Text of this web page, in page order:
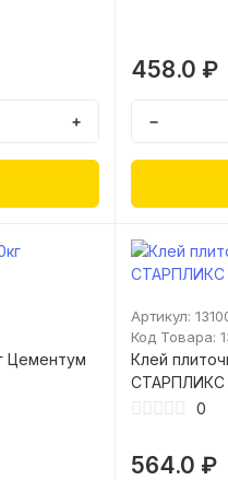
+
458.0 ₽
−
Цементум
Артикул:
Код Товара:
Клей плиточный
СТАРПЛИКС
0
564.0 ₽